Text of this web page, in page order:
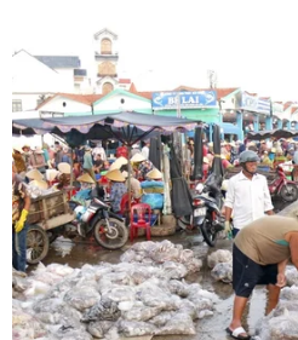
CƠ QUAN CHỦ QUẢN: THÔNG TẤN XÃ VIỆT
Tổng Biên tập: TRẦN TIẾN DUẨN
Phó Tổng Biên tập: NGUYỄN
THỦY
Sở hữu trí tuệ
RSS
Ngôn ngữ